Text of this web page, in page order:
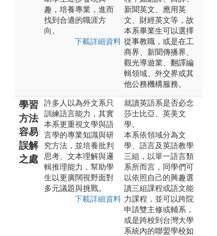
趣，培養專業，進而
找到合適的職涯方
向。
下載詳細資料
新聞英文、應用英
文、財經英文等，故
本系畢業生可以選擇
從事教職，或是在工
商界、新聞傳播界、
觀光導遊業、翻譯編
輯領域、外交界或其
他公務機構服務。
學習
方法
容易
誤解
之處
許多人以為外文系只
訓練語言能力，其實
本系更重視文學與語
言學的專業知識與研
究方法，並培養批判
思考、文本理解與邏
輯推理能力，幫助學
生以更廣闊視野面對
多元議題與挑戰。
下載詳細資料
就讀英語系是否必念
莎士比亞、英美文
學。
本系依領域分為文
學、語言及英語教學
三組，以單一語言類
系所而言，同學們可
以依照自己的興趣選
讀三組課程或語文能
力課程，並可以跨院
申請雙主修或輔系，
或是跨校到台灣大學
系統內的聯盟學校如